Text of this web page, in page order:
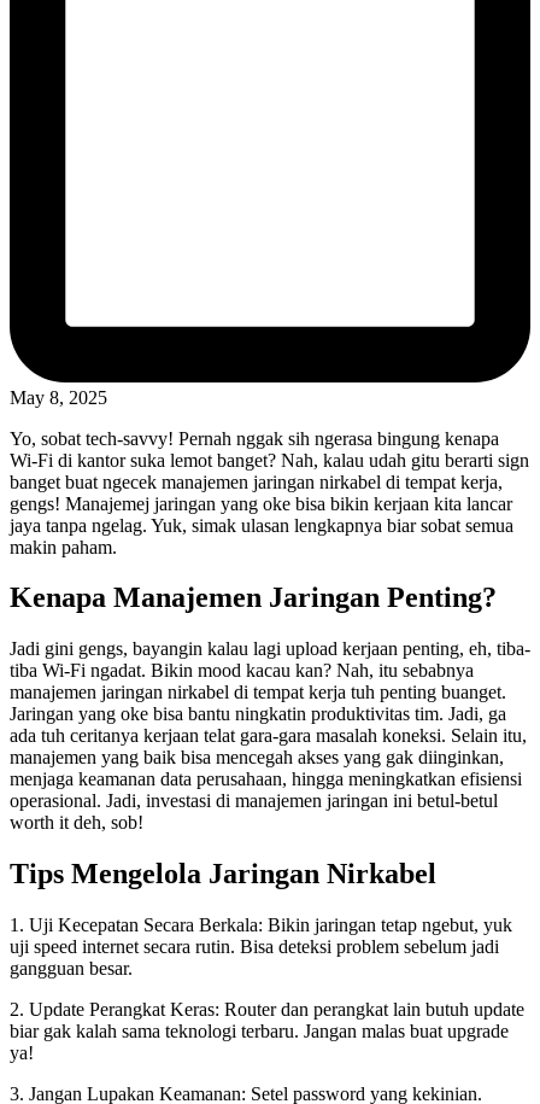
May 8, 2025
Yo, sobat tech-savvy! Pernah nggak sih ngerasa bingung kenapa
Wi-Fi di kantor suka lemot banget? Nah, kalau udah gitu berarti sign
banget buat ngecek manajemen jaringan nirkabel di tempat kerja,
gengs! Manajemej jaringan yang oke bisa bikin kerjaan kita lancar
jaya tanpa ngelag. Yuk, simak ulasan lengkapnya biar sobat semua
makin paham.
Kenapa Manajemen Jaringan Penting?
Jadi gini gengs, bayangin kalau lagi upload kerjaan penting, eh, tiba-
tiba Wi-Fi ngadat. Bikin mood kacau kan? Nah, itu sebabnya
manajemen jaringan nirkabel di tempat kerja tuh penting buanget.
Jaringan yang oke bisa bantu ningkatin produktivitas tim. Jadi, ga
ada tuh ceritanya kerjaan telat gara-gara masalah koneksi. Selain itu,
manajemen yang baik bisa mencegah akses yang gak diinginkan,
menjaga keamanan data perusahaan, hingga meningkatkan efisiensi
operasional. Jadi, investasi di manajemen jaringan ini betul-betul
worth it deh, sob!
Tips Mengelola Jaringan Nirkabel
1. Uji Kecepatan Secara Berkala: Bikin jaringan tetap ngebut, yuk
uji speed internet secara rutin. Bisa deteksi problem sebelum jadi
gangguan besar.
2. Update Perangkat Keras: Router dan perangkat lain butuh update
biar gak kalah sama teknologi terbaru. Jangan malas buat upgrade
ya!
3. Jangan Lupakan Keamanan: Setel password yang kekinian.